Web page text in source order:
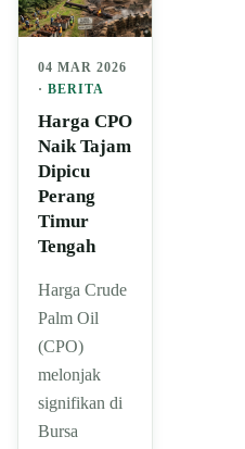
04 MAR 2026
· BERITA
Harga CPO
Naik Tajam
Dipicu
Perang
Timur
Tengah
Harga Crude
Palm Oil
(CPO)
melonjak
signifikan di
Bursa